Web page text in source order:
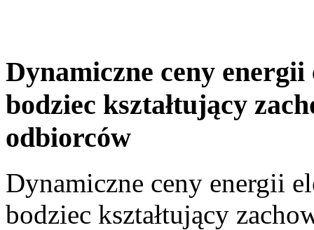
Dynamiczne ceny
bodziec kształtujący
odbiorców
Dynamiczne ceny energii
bodziec kształtujący